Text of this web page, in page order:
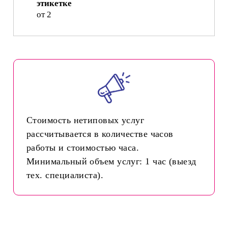
этикетке
от 2
Стоимость нетиповых услуг
рассчитывается в количестве часов
работы и стоимостью часа.
Минимальный объем услуг: 1 час (выезд
тех. специалиста).